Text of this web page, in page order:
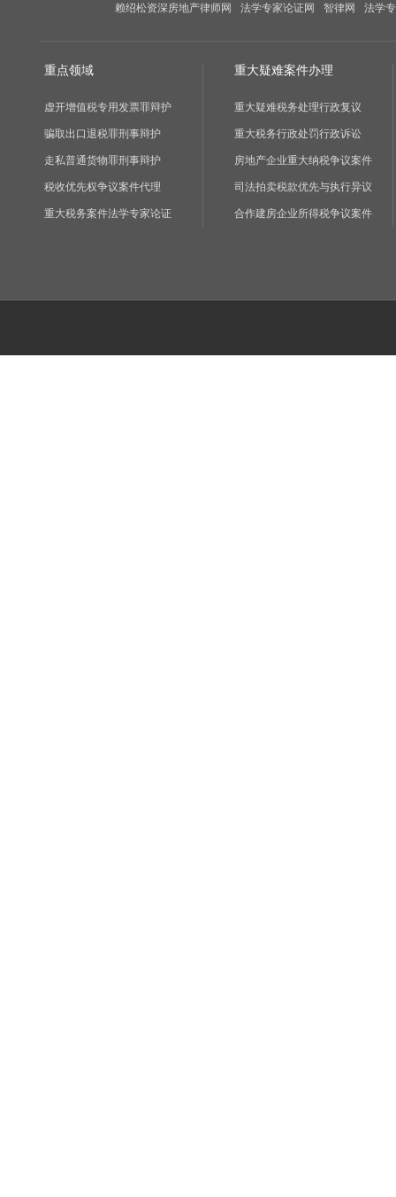
赖绍松资深房地产律师网 法学专家论证网 智律网 法学
重点领域
虚开增值税专用发票罪辩护
骗取出口退税罪刑事辩护
走私普通货物罪刑事辩护
税收优先权争议案件代理
重大税务案件法学专家论证
重大疑难案件办理
重大疑难税务处理行政复议
重大税务行政处罚行政诉讼
房地产企业重大纳税争议案件
司法拍卖税款优先与执行异议
合作建房企业所得税争议案件